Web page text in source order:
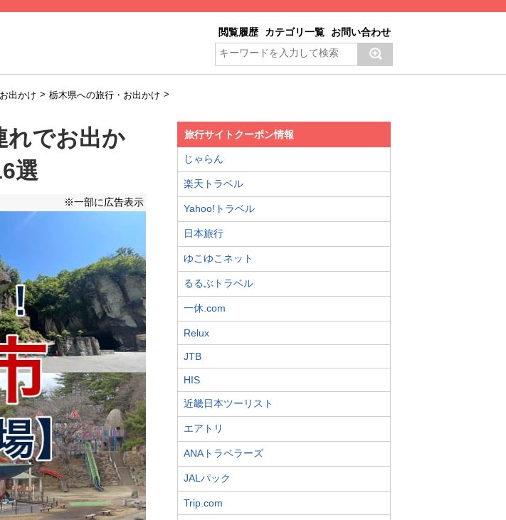
閲覧履歴 カテゴリ一覧 お問い合わせ
出かけ > 栃木県への旅行・お出かけ >
れでお出か
選
※一部に広告表示
旅行サイトクーポン情報
じゃらん
楽天トラベル
Yahoo!トラベル
日本旅行
ゆこゆこネット
るるぶトラベル
一休.com
Relux
JTB
HIS
近畿日本ツーリスト
エアトリ
ANAトラベラーズ
JALパック
Trip.com